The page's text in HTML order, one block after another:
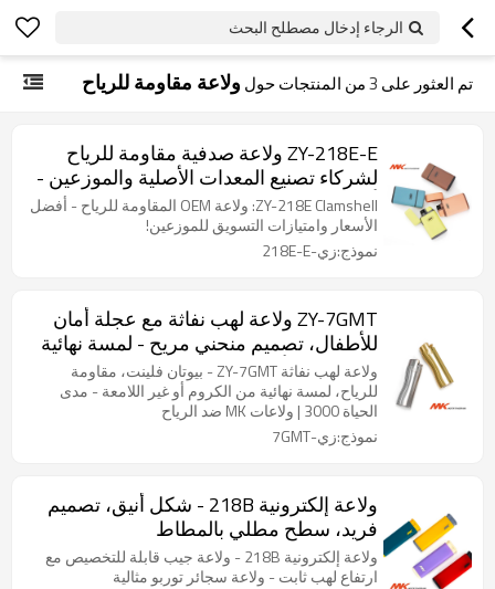
الرجاء إدخال مصطلح البحث
تم العثور على 3من المنتجات حول ولاعة مقاومة للرياح
ZY-218E-E ولاعة صدفية مقاومة للرياح
لشركاء تصنيع المعدات الأصلية والموزعين -
أسعار تنافسية ودعم التسويقZY-218E Clamshell: ولاعة OEM المقاومة للرياح - أفضل
الأسعار وامتيازات التسويق للموزعين!
نموذج:زي-218E-E
ZY-7GMT ولاعة لهب نفاثة مع عجلة أمان
للأطفال، تصميم منحني مريح - لمسة نهائية
من الكروم أو غير اللامعولاعة لهب نفاثة ZY-7GMT - بيوتان فلينت، مقاومة
للرياح، لمسة نهائية من الكروم أو غير اللامعة - مدى
الحياة 3000 | ولاعات MK ضد الرياح
نموذج:زي-7GMT
ولاعة إلكترونية 218B - شكل أنيق، تصميم
فريد، سطح مطلي بالمطاط
ولاعة إلكترونية 218B - ولاعة جيب قابلة للتخصيص مع
ارتفاع لهب ثابت - ولاعة سجائر توربو مثالية